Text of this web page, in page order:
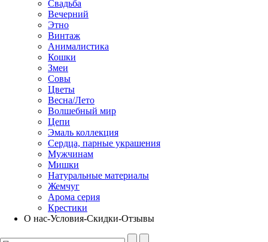
Свадьба
Вечерний
Этно
Винтаж
Анималистика
Кошки
Змеи
Совы
Цветы
Весна/Лето
Волшебный мир
Цепи
Эмаль коллекция
Сердца, парные украшения
Мужчинам
Мишки
Натуральные материалы
Жемчуг
Арома серия
Крестики
О нас-Условия-Скидки-Отзывы